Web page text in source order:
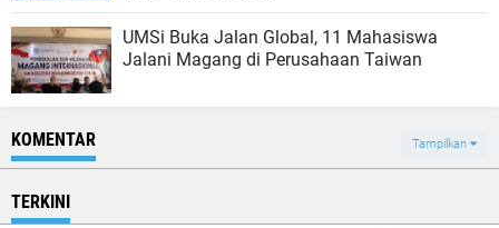
UMSi Buka Jalan Global, 11 Mahasiswa
Jalani Magang di Perusahaan Taiwan
KOMENTAR Tampilkan
TERKINI